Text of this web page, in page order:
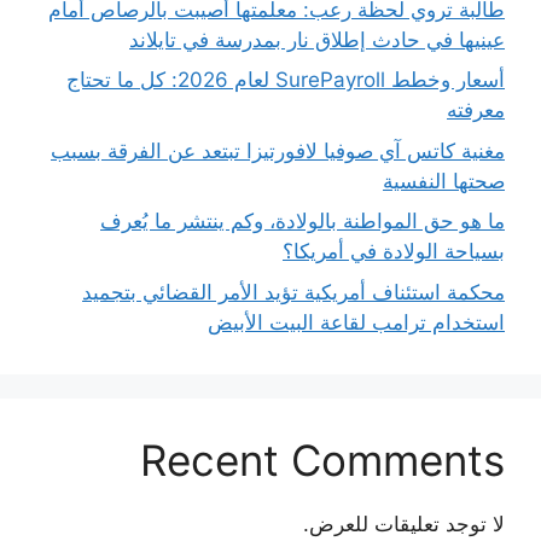
طالبة تروي لحظة رعب: معلمتها أُصيبت بالرصاص أمام
عينيها في حادث إطلاق نار بمدرسة في تايلاند
أسعار وخطط SurePayroll لعام 2026: كل ما تحتاج
معرفته
مغنية كاتس آي صوفيا لافورتيزا تبتعد عن الفرقة بسبب
صحتها النفسية
ما هو حق المواطنة بالولادة، وكم ينتشر ما يُعرف
بسياحة الولادة في أمريكا؟
محكمة استئناف أمريكية تؤيد الأمر القضائي بتجميد
استخدام ترامب لقاعة البيت الأبيض
Recent Comments
لا توجد تعليقات للعرض.